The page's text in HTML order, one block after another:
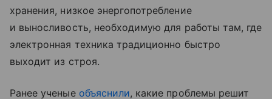
хранения, низкое энергопотребление
и выносливость, необходимую для работы там, где
электронная техника традиционно быстро
выходит из строя.
Ранее ученые объяснили, какие проблемы решит